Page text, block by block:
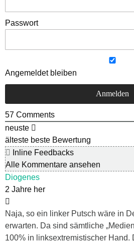
Passwort
Angemeldet bleiben
57 Comments
neuste
älteste beste Bewertung
Inline Feedbacks
Alle Kommentare ansehen
Diogenes
2 Jahre her
Naja, so ein linker Putsch wäre in
erwarten. Da sind sämtliche
100% in linksextremistischer Hand.